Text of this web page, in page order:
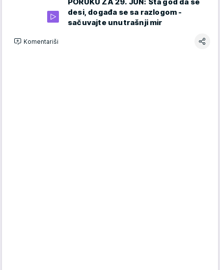
desi, događa se sa razlogom -
sačuvajte unutrašnji mir
Komentariši